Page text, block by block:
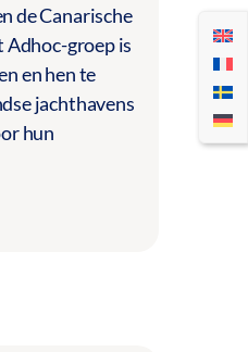
de Canarische
Adhoc-groep is
en hen te
jachthavens
hun